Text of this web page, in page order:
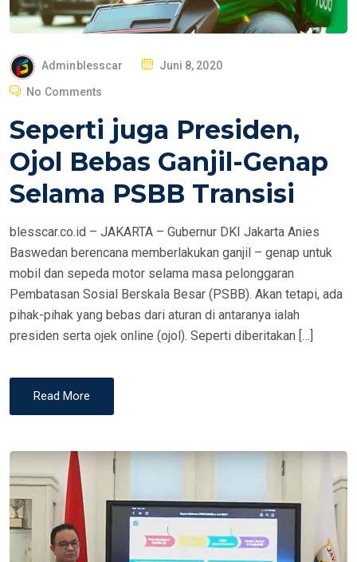
Adminblesscar
T
D
O
Juni 8, 2020
No Comments
Seperti juga Presiden,
Ojol Bebas Ganjil-Genap
Selama PSBB Transisi
blesscar.co.id – JAKARTA – Gubernur DKI Jakarta Anies
Baswedan berencana memberlakukan ganjil – genap untuk
mobil dan sepeda motor selama masa pelonggaran
Pembatasan Sosial Berskala Besar (PSBB). Akan tetapi, ada
pihak-pihak yang bebas dari aturan di antaranya ialah
presiden serta ojek online (ojol). Seperti diberitakan […]
Read More